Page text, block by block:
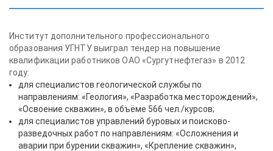
Институт дополнительного профессионального
образования УГНТУ выиграл тендер на повышение
квалификации работниковОАО «Сургутнефтегаз» в 2012
году:
для специалистов геологической службы по
направлениям: «Геология», «Разработка месторождений»,
«Освоение скважин», в объёме 566 чел./курсов;
для специалистов управлений буровых и поисково-
разведочных работ по направлениям: «Осложнения и
аварии при бурении скважин», «Крепление скважин»,